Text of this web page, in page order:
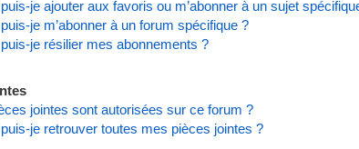
je ajouter aux favoris ou m’abonner à un sujet
je m’abonner à un forum spécifique ?
je résilier mes abonnements ?
jointes sont autorisées sur ce forum ?
je retrouver toutes mes pièces jointes ?